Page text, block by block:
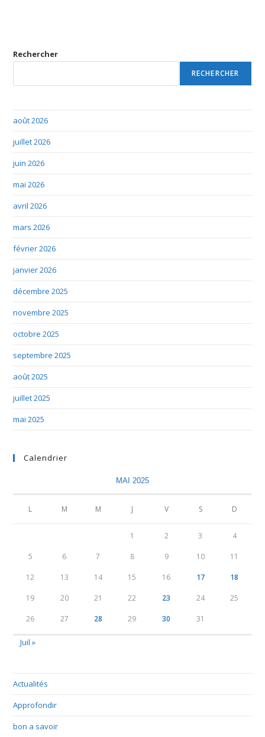
Rechercher
RECHERCHER
août 2026
juillet 2026
juin 2026
mai 2026
avril 2026
mars 2026
février 2026
janvier 2026
décembre 2025
novembre 2025
octobre 2025
septembre 2025
août 2025
juillet 2025
mai 2025
Calendrier
MAI 2025
L M M J V S D
1 2 3 4
5 6 7 8 9 10 11
12 13 14 15 16 17 18
19 20 21 22 23 24 25
26 27 28 29 30 31
Juil »
Actualités
Approfondir
bon a savoir